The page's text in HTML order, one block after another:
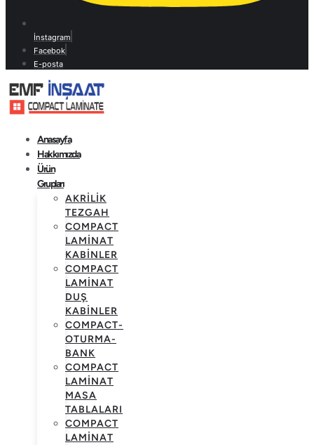
İnstagram
Facebok
E-posta
Anasayfa
Hakkımızda
Ürün
Grupları
AKRILIK
TEZGAH
COMPACT
LAMINAT
KABINLER
COMPACT
LAMINAT
DUŞ
KABINLER
COMPACT-
OTURMA-
BANK
COMPACT
LAMINAT
MASA
TABLALARI
COMPACT
LAMINAT